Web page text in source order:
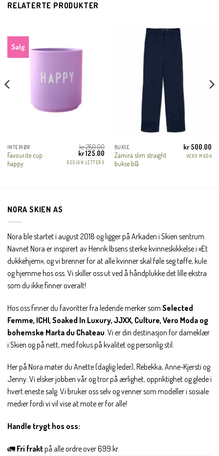
RELATERTE PRODUKTER
Salg
INTERIØR
Favourite cup
happy
kr250.00
Opprinnelig
pris
var:
kr125.00 Nåværende
DESIGN LETTERS
BUKSE
Zamira slim straight
bukse blå
kr500.00
VERO MODA
NORA SKIEN AS
Nora ble startet i august 2018 og ligger på Arkaden i Skien sentrum.
Navnet Nora er inspirert av Henrik Ibsens sterke kvinneskikkelse i «Et
dukkehjem», og vi brenner for at alle kvinner skal føle seg tøffe, kule
og hjemme hos oss. Vi skiller oss ut ved å håndplukke det lille ekstra
som du ikke finner overalt!
Hos oss finner du favoritter fra ledende merker som Selected
Femme, ICHI, Soaked In Luxury, JJXX, Culture, Vero Moda og
bohemske Marta du Chateau . Vi er din destinasjon for dameklær
i Skien og på nett, med fokus på kvalitet og personlig stil.
Her på Nora møter du Anette (daglig leder), Rebekka, Anne-Kjersti og
Jenny. Vi elsker jobben vår og tror på ærlighet, oppriktighet og glede i
hvert eneste salg. Vi bruker oss selv og venner som modeller i sosiale
medier fordi vi vil vise at mote er for alle!
Handle trygt hos oss:
🚛 Fri fraktpå alle ordre over 699 kr.
KUNDEKLUBB
Bli en del av Nora-familien i dag. Som medlem får du 10%
Nei takk, Jeg er ikke interessert